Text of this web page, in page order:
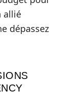
allié
dépassez